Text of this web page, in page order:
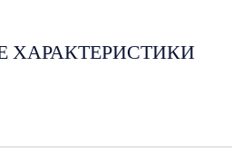
ХАРАКТЕРИСТИКИ